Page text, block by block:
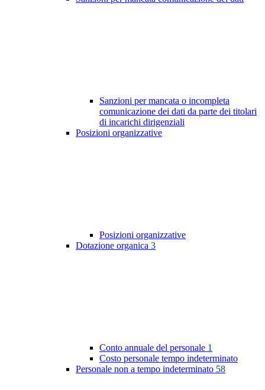
Sanzioni per mancata o incompleta
comunicazione dei dati da parte dei titolari
di incarichi dirigenziali
Posizioni organizzative
Posizioni organizzative
Dotazione organica 3
Conto annuale del personale 1
Costo personale tempo indeterminato
Personale non a tempo indeterminato 58